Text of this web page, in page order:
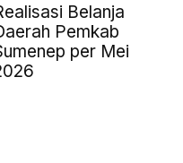
Belanja
Pemkab
per Mei